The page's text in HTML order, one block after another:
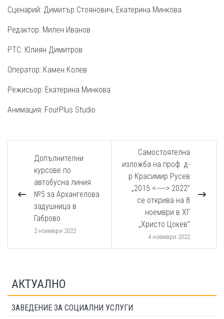
Сценарий: Димитър Стоянович, Екатерина Минкова
Редактор: Милен Иванов
РТС: Юлиян Димитров
Оператор: Камен Колев
Режисьор: Екатерина Минкова
Анимация: FourPlus Studio
Допълнителни
курсове по
автобусна линия
№5 за Архангелова
задушница в
Габрово
2 ноември 2022
Самостоятелна
изложба на проф. д-
р Красимир Русев
„2015 <-----> 2022”
се открива на 8
ноември в ХГ
„Христо Цокев”
4 ноември 2022
АКТУАЛНО
ЗАВЕДЕНИЕ ЗА СОЦИАЛНИ УСЛУГИ